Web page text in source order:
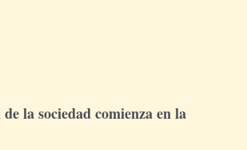
la sociedad comienza en la